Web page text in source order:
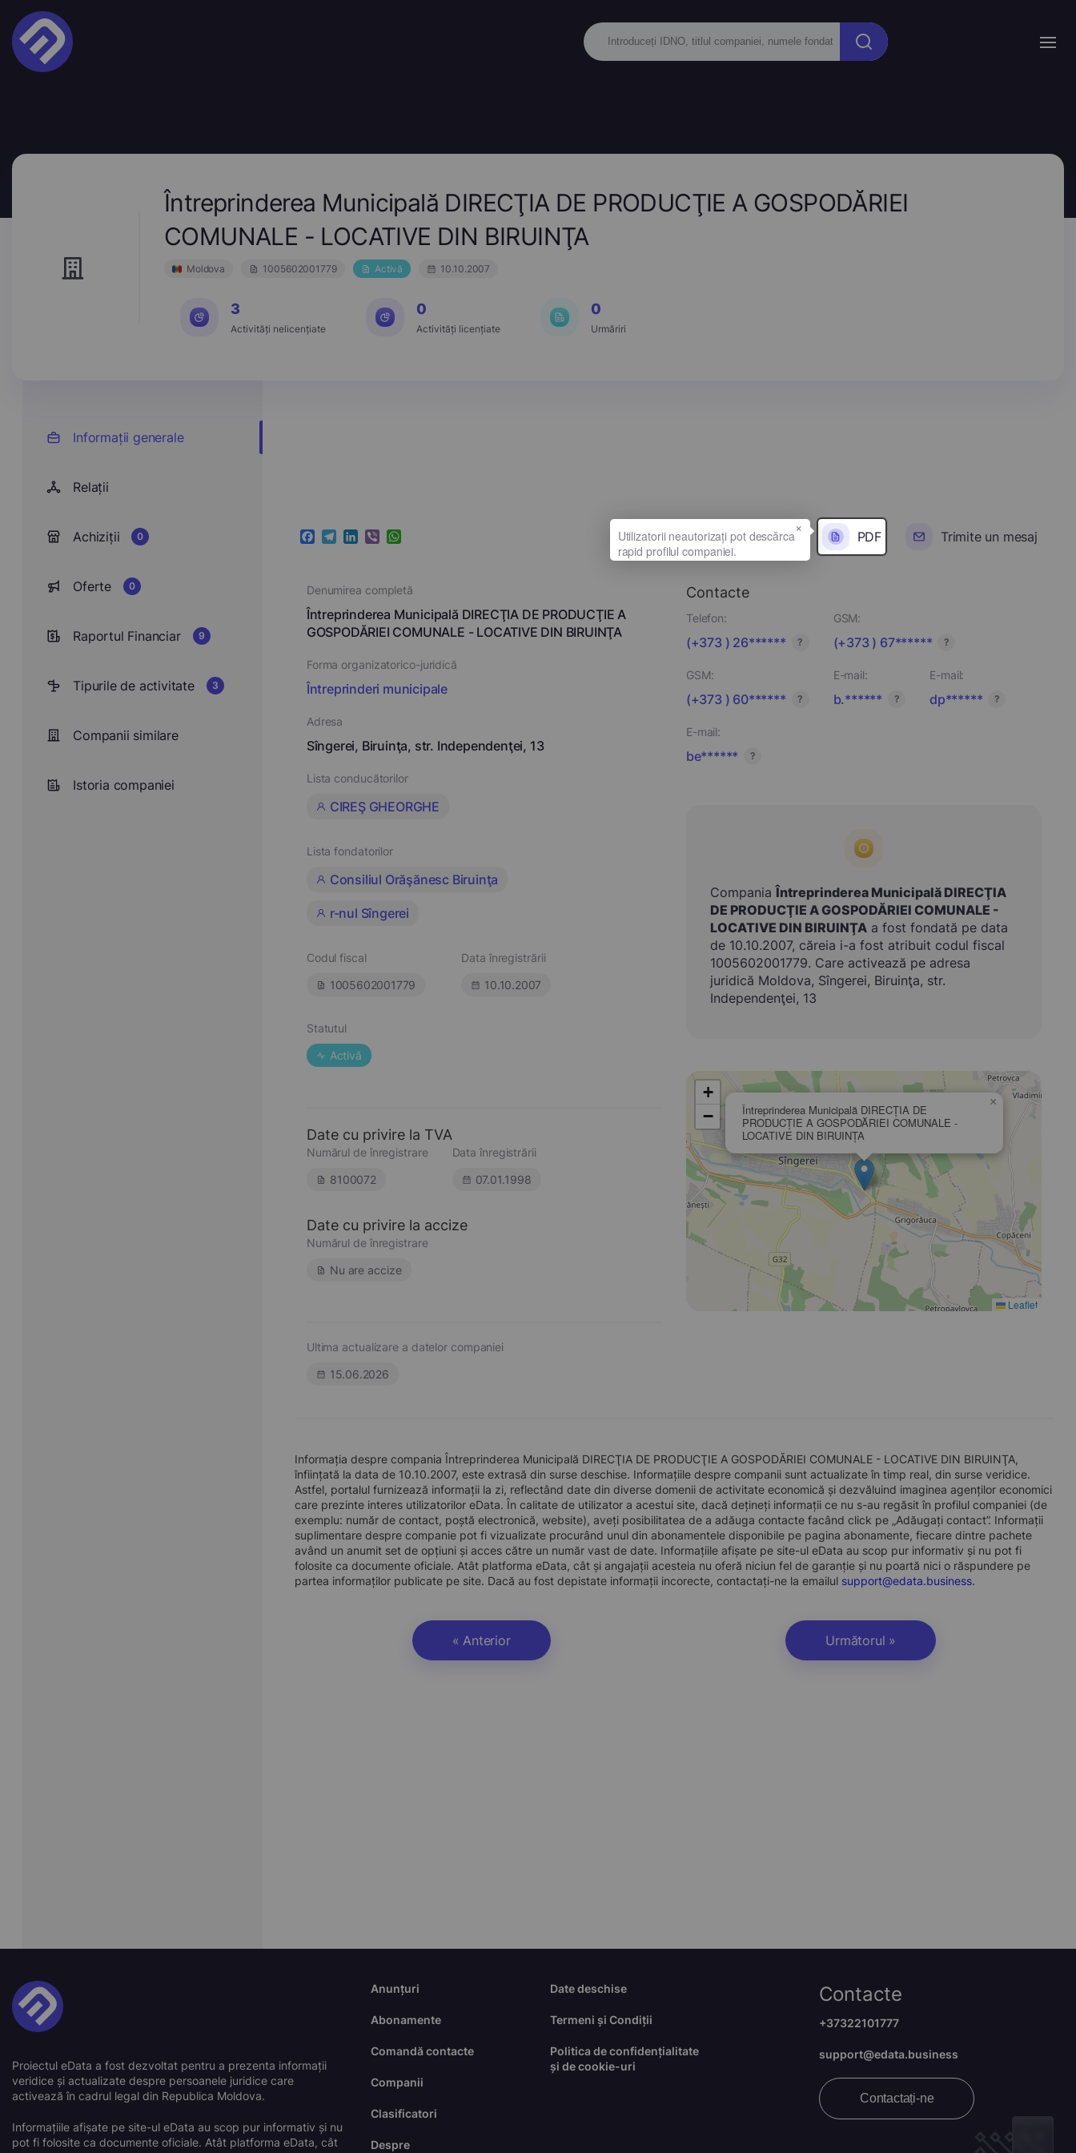
Întreprinderea Municipală DIRECŢIA DE PRODUCŢIE A GOSPODĂRIEI
COMUNALE - LOCATIVE DIN BIRUINŢA
Moldova 1005602001779 Activă 10.10.2007
3
Activități nelicențiate
0
Activități licențiate
0
Urmăriri
Informații generale
Relații
Achiziții 0
Oferte 0
Raportul Financiar 9
Tipurile de activitate 3
Companii similare
Istoria companiei
Facebook
Telegram
LinkedIn
ViberWhatsApp PDF Trimite un mesaj
Denumirea completă
Întreprinderea Municipală DIRECŢIA DE PRODUCŢIE A
GOSPODĂRIEI COMUNALE - LOCATIVE DIN BIRUINŢA
Forma organizatorico-juridică
Întreprinderi municipale
Adresa
Sîngerei, Biruinţa, str. Independenţei, 13
Lista conducătorilor
CIREŞ GHEORGHE
Lista fondatorilor
Consiliul Orăşănesc Biruinţa
r-nul Sîngerei
Codul fiscal
1005602001779
Data înregistrării
10.10.2007
Statutul
Activă
Date cu privire la TVA
Numărul de înregistrare
8100072
Data înregistrării
07.01.1998
Date cu privire la accize
Numărul de înregistrare
Nu are accize
Ultima actualizare a datelor companiei
15.06.2026
Contacte
Telefon:
(+373 ) 26****** ?
GSM:
(+373 ) 67****** ?
GSM:
(+373 ) 60****** ?
E-mail:
b.****** ?
E-mail:
dp****** ?
E-mail:
be****** ?
CompaniaÎntreprinderea Municipală DIRECŢIA
DE PRODUCŢIE A GOSPODĂRIEI COMUNALE -
LOCATIVE DIN BIRUINŢAa fost fondată pe data
de 10.10.2007, căreia i-a fost atribuit codul fiscal
1005602001779. Care activează pe adresa
juridică Moldova, Sîngerei, Biruinţa, str.
Independenţei, 13
Întreprinderea Municipală DIRECŢIA DE
PRODUCŢIE A GOSPODĂRIEI COMUNALE -
LOCATIVE DIN BIRUINŢA
×
+
−
Leaflet
Informația despre compania Întreprinderea Municipală DIRECŢIA DE PRODUCŢIE A GOSPODĂRIEI COMUNALE - LOCATIVE DIN BIRUINŢA,
înființată la data de 10.10.2007, este extrasă din surse deschise. Informațiile despre companii sunt actualizate în timp real, din surse veridice.
Astfel, portalul furnizează informații la zi, reflectând date din diverse domenii de activitate economică și dezvăluind imaginea agenților economici
care prezinte interes utilizatorilor eData. În calitate de utilizator a acestui site, dacă dețineți informații ce nu s-au regăsit în profilul companiei (de
exemplu: număr de contact, poștă electronică, website), aveți posibilitatea de a adăuga contacte facând click pe „Adăugați contact”. Informații
suplimentare despre companie pot fi vizualizate procurând unul din abonamentele disponibile pe pagina abonamente, fiecare dintre pachete
având un anumit set de opțiuni și acces către un număr vast de date. Informațiile afișate pe site-ul eData au scop pur informativ și nu pot fi
folosite ca documente oficiale. Atât platforma eData, cât și angajații acesteia nu oferă niciun fel de garanție și nu poartă nici o răspundere pe
partea informaților publicate pe site. Dacă au fost depistate informații incorecte, contactați-ne la emailul support@edata.business.
« Anterior Următorul »
Proiectul eData a fost dezvoltat pentru a prezenta informații
veridice și actualizate despre persoanele juridice care
activează în cadrul legal din Republica Moldova.
Informațiile afișate pe site-ul eData au scop pur informativ și nu
pot fi folosite ca documente oficiale. Atât platforma eData, cât
Anunțuri
Abonamente
Comandă contacte
Companii
Clasificatori
Despre
Date deschise
Termeni și Condiții
Politica de confidențialitate
și de cookie-uri
Contacte
+37322101777
support@edata.business
Contactați-ne
×